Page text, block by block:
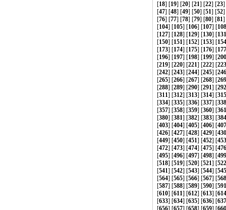
[18] [19] [20] [21] [22] [23]
[47] [48] [49] [50] [51] [52]
[76] [77] [78] [79] [80] [81]
[104] [105] [106] [107] [108
[127] [128] [129] [130] [131
[150] [151] [152] [153] [154
[173] [174] [175] [176] [177
[196] [197] [198] [199] [200
[219] [220] [221] [222] [223
[242] [243] [244] [245] [246
[265] [266] [267] [268] [269
[288] [289] [290] [291] [292
[311] [312] [313] [314] [315
[334] [335] [336] [337] [338
[357] [358] [359] [360] [361
[380] [381] [382] [383] [384
[403] [404] [405] [406] [407
[426] [427] [428] [429] [430
[449] [450] [451] [452] [453
[472] [473] [474] [475] [476
[495] [496] [497] [498] [499
[518] [519] [520] [521] [522
[541] [542] [543] [544] [545
[564] [565] [566] [567] [568
[587] [588] [589] [590] [591
[610] [611] [612] [613] [614
[633] [634] [635] [636] [637
[656] [657] [658] [659] [660